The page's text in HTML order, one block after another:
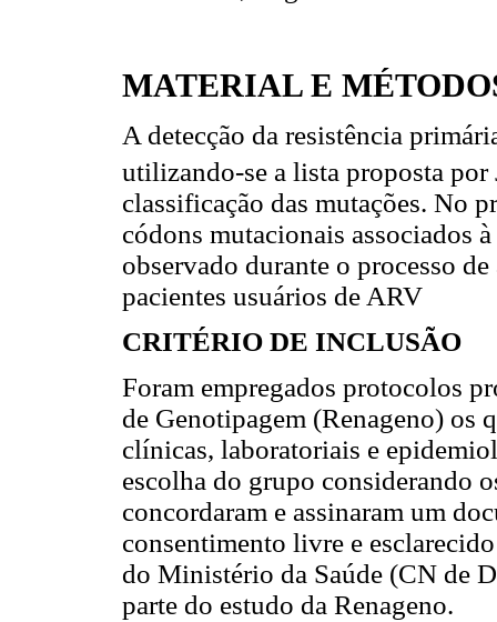
MATERIAL E
A detecção da resistência
utilizando-se a lista proposta por
classificação das mutações. No
códons mutacionais associados
observado durante o processo
pacientes usuários de ARV
CRITÉRIO DE INCLUSÃO
Foram empregados protocolos
de Genotipagem (Renageno) os
clínicas, laboratoriais e
escolha do grupo considerando
concordaram e assinaram um
consentimento livre e
do Ministério da Saúde (CN de
parte do estudo da Renageno.